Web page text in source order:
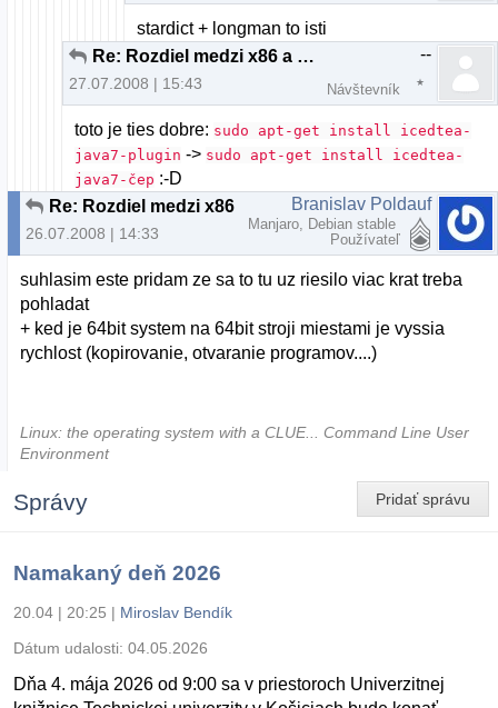
stardict + longman to isti
Re: Rozdiel medzi x86 a 64 bitovou verziou
27.07.2008 | 15:43
--
Návštevník
toto je ties dobre: sudo apt-get install icedtea-
java7-plugin -> sudo apt-get install icedtea-
java7-čep :-D
Re: Rozdiel medzi x86 a 64 bitovou verziou
26.07.2008 | 14:33
Branislav Poldauf
Manjaro, Debian stable
Používateľ
suhlasim este pridam ze sa to tu uz riesilo viac krat treba
pohladat
+ ked je 64bit system na 64bit stroji miestami je vyssia
rychlost (kopirovanie, otvaranie programov....)
Linux: the operating system with a CLUE... Command Line User
Environment
Pridať správu
Správy
Namakaný deň 2026
20.04 | 20:25 | Miroslav Bendík
Dátum udalosti: 04.05.2026
Dňa 4. mája 2026 od 9:00 sa v priestoroch Univerzitnej